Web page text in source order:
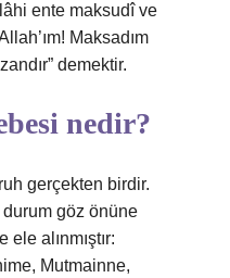
ente maksudî ve
Maksadım
demektir.
nedir?
gerçekten birdir.
göz önüne
ele alınmıştır:
Mutmainne,